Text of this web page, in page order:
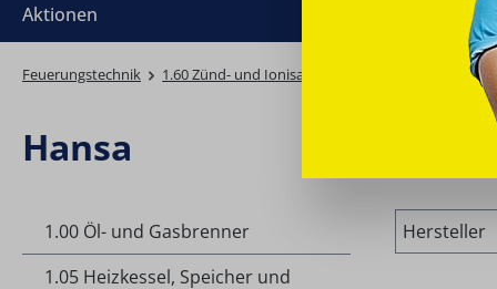
Aktionen
Feuerungstechnik 1.60 Zünd- und Ionisationselektroden
Hansa
1.00 Öl- und Gasbrenner
1.05 Heizkessel, Speicher und
Hersteller